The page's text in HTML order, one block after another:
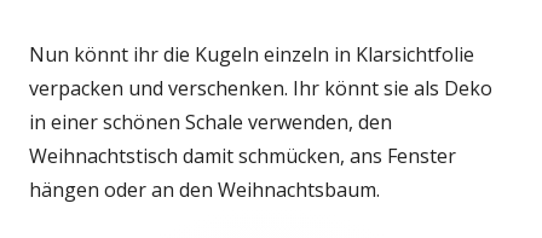
Nun könnt ihr die Kugeln einzeln in Klarsichtfolie
verpacken und verschenken. Ihr könnt sie als Deko
in einer schönen Schale verwenden, den
Weihnachtstisch damit schmücken, ans Fenster
hängen oder an den Weihnachtsbaum.